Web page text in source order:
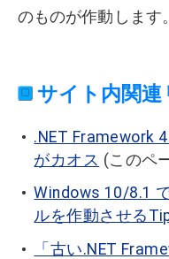
のものが作動します。
サイト内関連
.NET Framework
がカオス (このペ
Windows 10/8.1
ルを作動させる
「古い.NET